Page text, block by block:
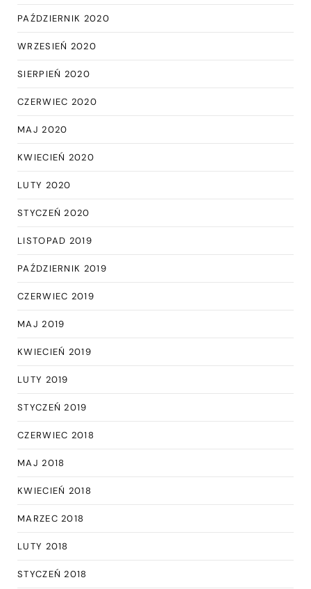
PAŹDZIERNIK 2020
WRZESIEŃ 2020
SIERPIEŃ 2020
CZERWIEC 2020
MAJ 2020
KWIECIEŃ 2020
LUTY 2020
STYCZEŃ 2020
LISTOPAD 2019
PAŹDZIERNIK 2019
CZERWIEC 2019
MAJ 2019
KWIECIEŃ 2019
LUTY 2019
STYCZEŃ 2019
CZERWIEC 2018
MAJ 2018
KWIECIEŃ 2018
MARZEC 2018
LUTY 2018
STYCZEŃ 2018